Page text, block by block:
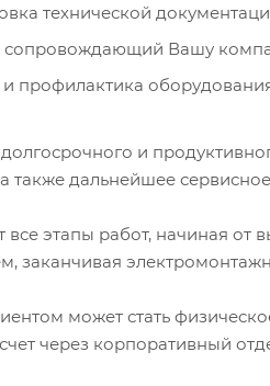
технической
Вашу
профилактика
и
также дальнейшее
этапы работ, начиная от
заканчивая
может стать
через корпоративный